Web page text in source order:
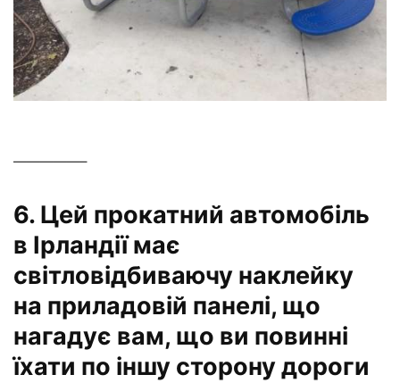
—————–
6. Цей прокатний автомобіль
в Ірландії має
світловідбиваючу наклейку
на приладовій панелі, що
нагадує вам, що ви повинні
їхати по іншу сторону дороги